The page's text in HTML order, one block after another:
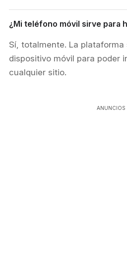
¿Mi teléfono móvil sirve para
Sí, totalmente. La
dispositivo móvil para poder
cualquier sitio.
ANUNCIOS